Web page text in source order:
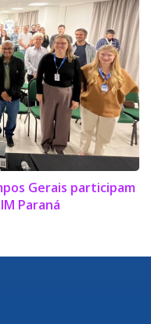
Gerais participam
Paraná